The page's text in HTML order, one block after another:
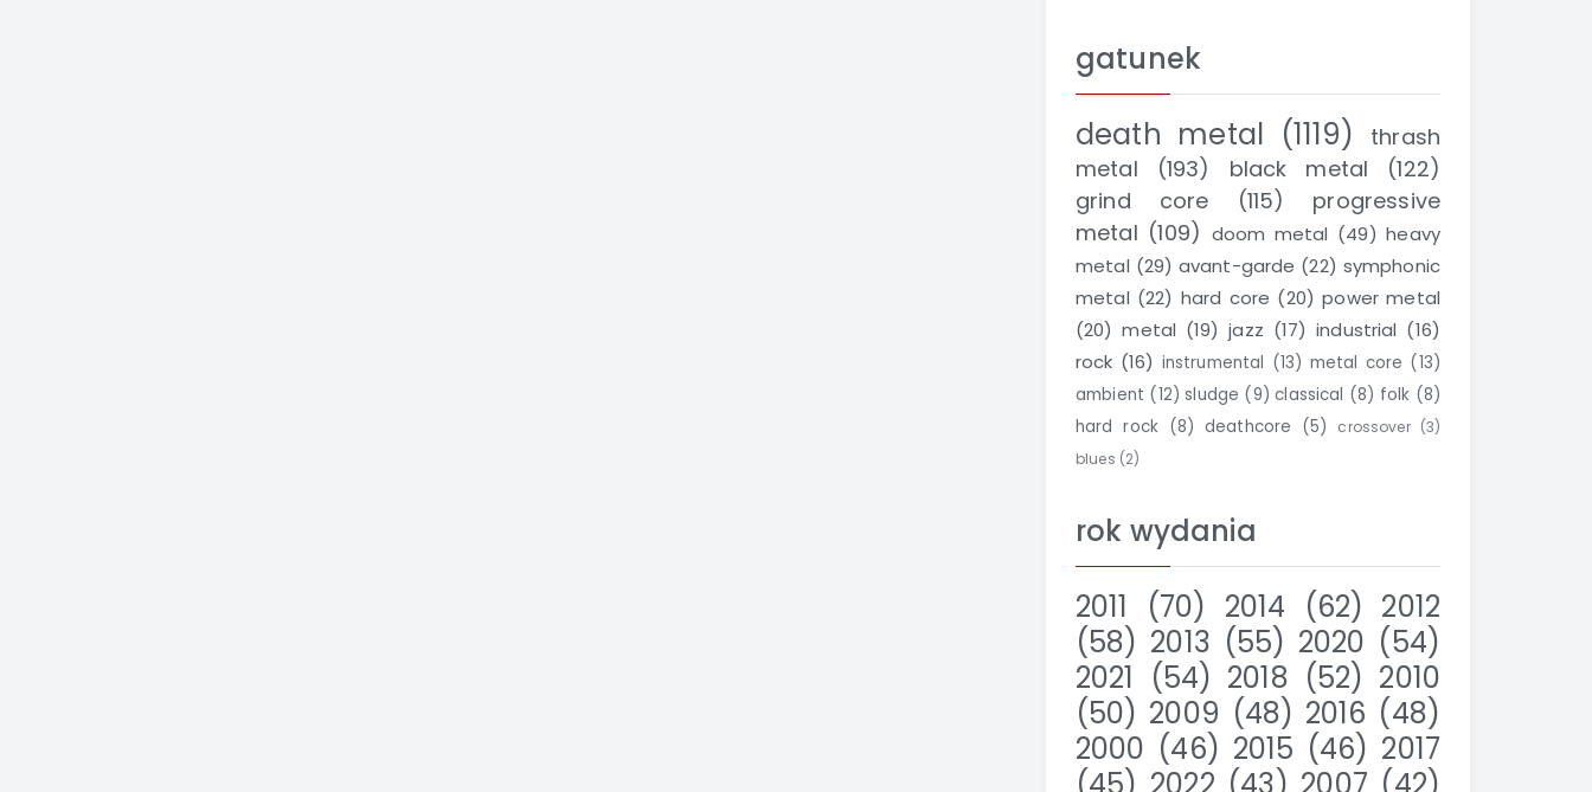
gatunek
death metal (1119)
thrash
metal
(193) black metal
(122)
grind core
(115)
progressive
metal (109) doom metal (49) heavy
metal (29) avant-garde (22) symphonic
metal (22) hard core (20) power metal
(20) metal (19) jazz (17) industrial (16)
rock (16) instrumental (13) metal core (13)
ambient (12) sludge (9) classical (8) folk (8)
hard rock (8) deathcore (5) crossover (3)
blues (2)
rok wydania
2011
(70) 2014 (62) 2012
(58) 2013 (55) 2020 (54)
2021 (54) 2018 (52) 2010
(50) 2009 (48) 2016 (48)
2000 (46) 2015 (46) 2017